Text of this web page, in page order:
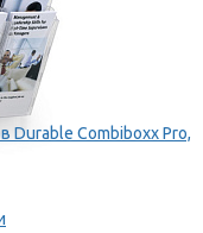
Durable Combiboxx Pro,